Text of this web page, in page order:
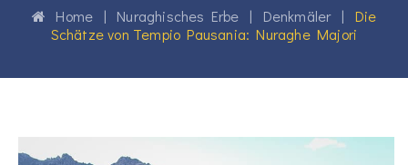
Home | Nuraghisches Erbe | Denkmäler| Die
Schätze von Tempio Pausania: Nuraghe Majori